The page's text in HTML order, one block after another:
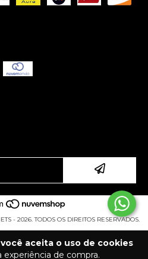
você aceita o uso de cookies
experiência de compra.
- 2026. TODOS OS DIREITOS RESERVADOS.